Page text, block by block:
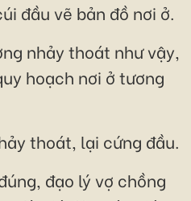
đầu vẽ bản đồ nơi ở.
nhảy thoát như vậy,
hoạch nơi ở tương
thoát, lại cứng đầu.
đạo lý vợ chồng